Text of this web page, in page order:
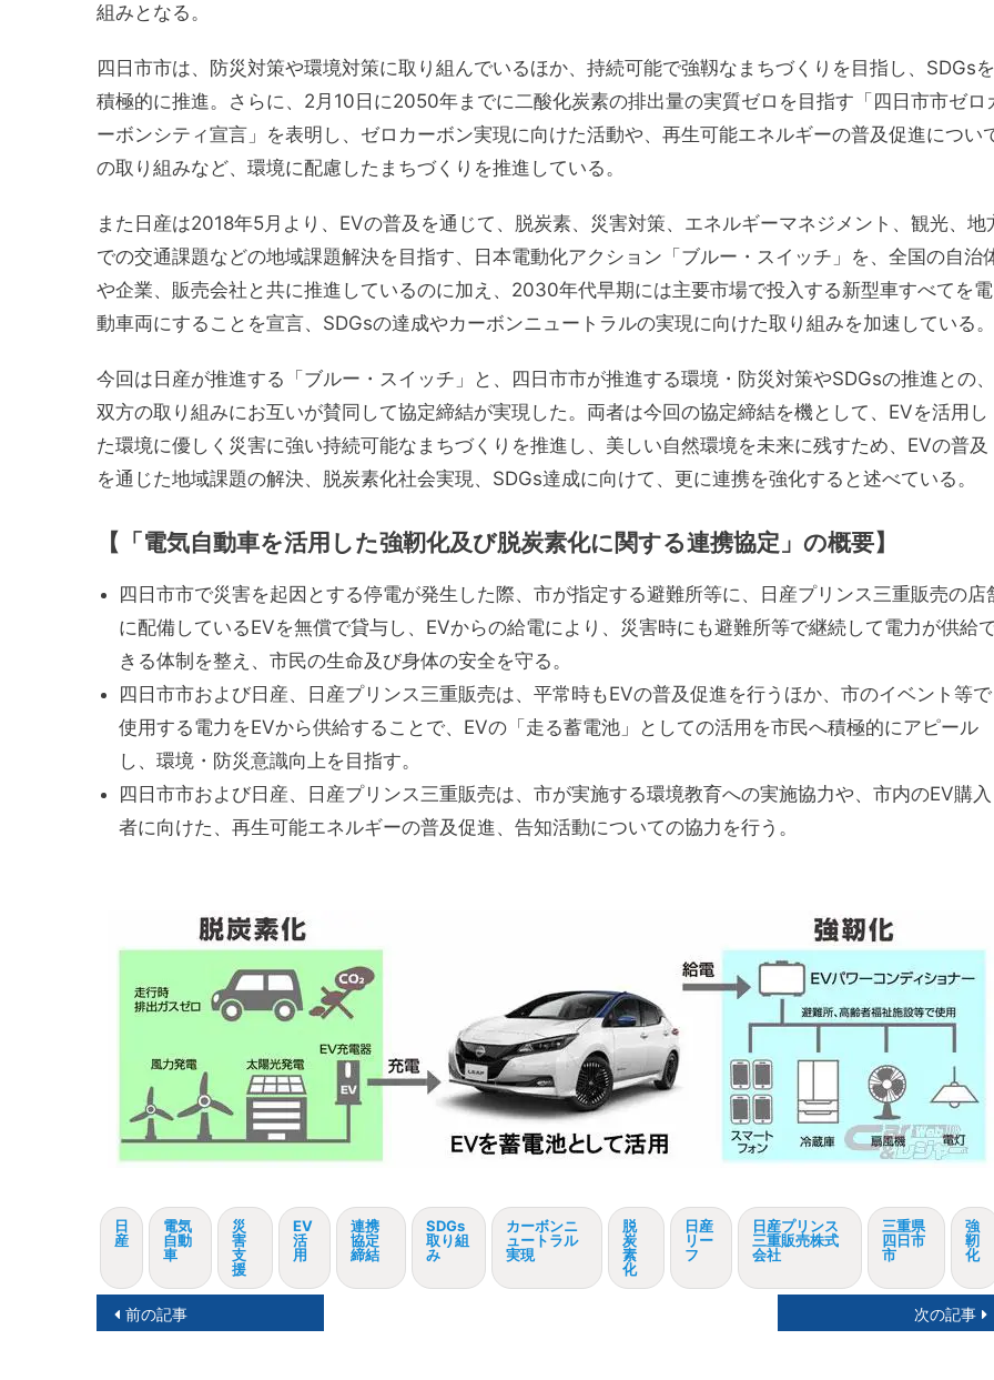
組みとなる。
四日市市は、防災対策や環境対策に取り組んでいるほか、持続可能で強靱なまちづくりを目指し、SDGsを
積極的に推進。さらに、2月10日に2050年までに二酸化炭素の排出量の実質ゼロを目指す「四日市市ゼロ
ーボンシティ宣言」を表明し、ゼロカーボン実現に向けた活動や、再生可能エネルギーの普及促進につい
の取り組みなど、環境に配慮したまちづくりを推進している。
また日産は2018年5月より、EVの普及を通じて、脱炭素、災害対策、エネルギーマネジメント、観光、地
での交通課題などの地域課題解決を目指す、日本電動化アクション「ブルー・スイッチ」を、全国の自治
や企業、販売会社と共に推進しているのに加え、2030年代早期には主要市場で投入する新型車すべてを電
動車両にすることを宣言、SDGsの達成やカーボンニュートラルの実現に向けた取り組みを加速している。
今回は日産が推進する「ブルー・スイッチ」と、四日市市が推進する環境・防災対策やSDGsの推進との、
双方の取り組みにお互いが賛同して協定締結が実現した。両者は今回の協定締結を機として、EVを活用し
た環境に優しく災害に強い持続可能なまちづくりを推進し、美しい自然環境を未来に残すため、EVの普及
を通じた地域課題の解決、脱炭素化社会実現、SDGs達成に向けて、更に連携を強化すると述べている。
【「電気自動車を活用した強靭化及び脱炭素化に関する連携協定」の概要】
四日市市で災害を起因とする停電が発生した際、市が指定する避難所等に、日産プリンス三重販売の店
に配備しているEVを無償で貸与し、EVからの給電により、災害時にも避難所等で継続して電力が供給
きる体制を整え、市民の生命及び身体の安全を守る。
四日市市および日産、日産プリンス三重販売は、平常時もEVの普及促進を行うほか、市のイベント等で
使用する電力をEVから供給することで、EVの「走る蓄電池」としての活用を市民へ積極的にアピール
し、環境・防災意識向上を目指す。
四日市市および日産、日産プリンス三重販売は、市が実施する環境教育への実施協力や、市内のEV購入
者に向けた、再生可能エネルギーの普及促進、告知活動についての協力を行う。
日
産
電気
自動
車
災
害
支
援
EV
活
用
連携
協定
締結
SDGs
取り組
み
カーボンニ
ュートラル
実現
脱
炭
素
化
日産
リー
フ
日産プリンス
三重販売株式
会社
三重県
四日市
市
強
靭
化
投前の記事 次の記事